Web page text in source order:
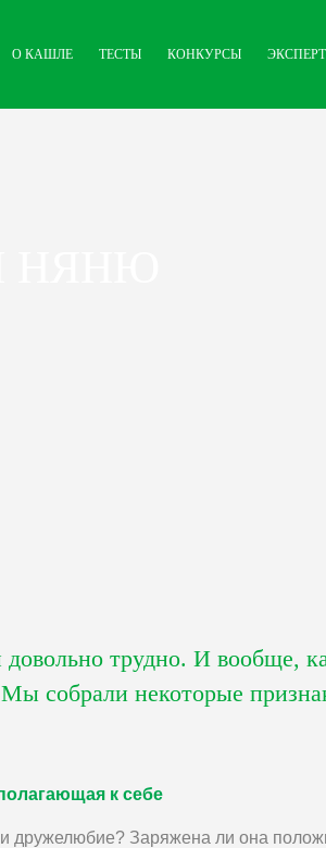
О КАШЛЕ ТЕСТЫ КОНКУРСЫ
трудно. И вообще,
собрали некоторые
к себе
дружелюбие? Заряжена ли она